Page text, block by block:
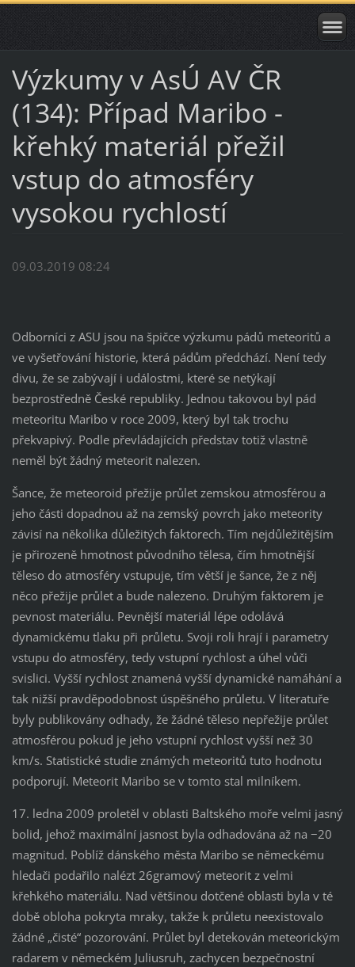
Výzkumy v AsÚ AV ČR
(134): Případ Maribo -
křehký materiál přežil
vstup do atmosféry
vysokou rychlostí
09.03.2019 08:24
Odborníci z ASU jsou na špičce výzkumu pádů meteoritů a
ve vyšetřování historie, která pádům předchází. Není tedy
divu, že se zabývají i událostmi, které se netýkají
bezprostředně České republiky. Jednou takovou byl pád
meteoritu Maribo v roce 2009, který byl tak trochu
překvapivý. Podle převládajících představ totiž vlastně
neměl být žádný meteorit nalezen.
Šance, že meteoroid přežije průlet zemskou atmosférou a
jeho části dopadnou až na zemský povrch jako meteority
závisí na několika důležitých faktorech. Tím nejdůležitějším
je přirozeně hmotnost původního tělesa, čím hmotnější
těleso do atmosféry vstupuje, tím větší je šance, že z něj
něco přežije průlet a bude nalezeno. Druhým faktorem je
pevnost materiálu. Pevnější materiál lépe odolává
dynamickému tlaku při průletu. Svoji roli hrají i parametry
vstupu do atmosféry, tedy vstupní rychlost a úhel vůči
svislici. Vyšší rychlost znamená vyšší dynamické namáhání a
tak nižší pravděpodobnost úspěšného průletu. V literatuře
byly publikovány odhady, že žádné těleso nepřežije průlet
atmosférou pokud je jeho vstupní rychlost vyšší než 30
km/s. Statistické studie známých meteoritů tuto hodnotu
podporují. Meteorit Maribo se v tomto stal milníkem.
17. ledna 2009 proletěl v oblasti Baltského moře velmi jasný
bolid, jehož maximální jasnost byla odhadována až na −20
magnitud. Poblíž dánského města Maribo se německému
hledači podařilo nalézt 26gramový meteorit z velmi
křehkého materiálu. Nad většinou dotčené oblasti byla v té
době obloha pokryta mraky, takže k průletu neexistovalo
žádné „čisté“ pozorování. Průlet byl detekován meteorickým
radarem v německém Juliusruh, zachycen bezpečnostní